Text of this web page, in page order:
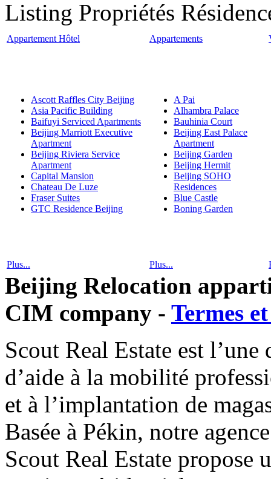
Listing Propriétés
Appartement Hôtel Appartements
Ascott Raffles City Beijing
Asia Pacific Building
Baifuyi Serviced Apartments
Beijing Marriott Executive
Apartment
Beijing Riviera Service
Apartment
Capital Mansion
Chateau De Luze
Fraser Suites
GTC Residence Beijing
A Pai
Alhambra Palace
Bauhinia Court
Beijing East Palace
Apartment
Beijing Garden
Beijing Hermit
Beijing SOHO
Residences
Blue Castle
Boning Garden
Plus... Plus...
Beijing Relocation
CIM company - Termes
Scout Real Estate est l’une
d’aide à la mobilité
et à l’implantation de
Basée à Pékin, notre
Scout Real Estate propose